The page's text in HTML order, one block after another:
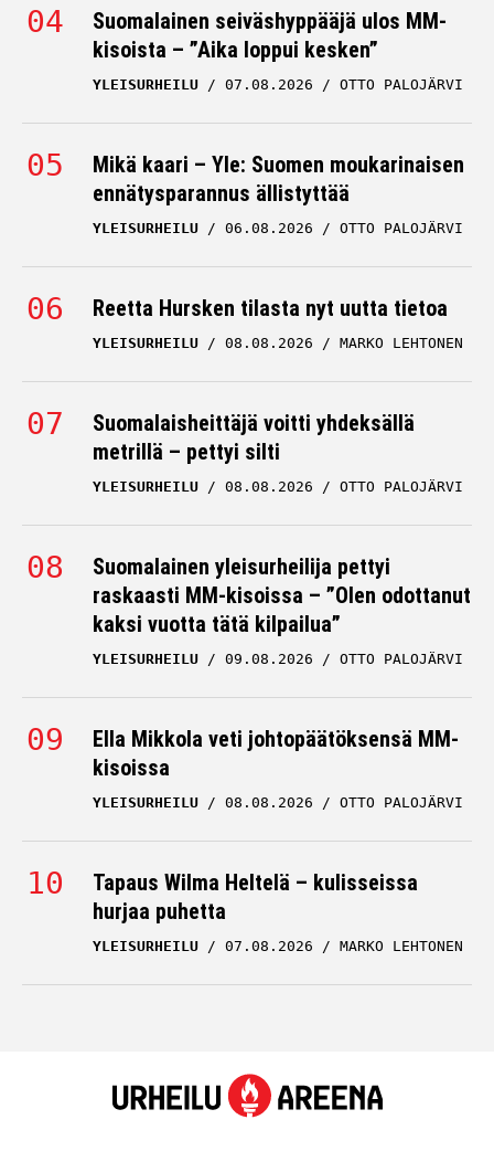
Suomalainen seiväshyppääjä ulos MM-
kisoista – ”Aika loppui kesken”
YLEISURHEILU 07.08.2026 OTTO PALOJÄRVI
Mikä kaari – Yle: Suomen moukarinaisen
ennätysparannus ällistyttää
YLEISURHEILU 06.08.2026 OTTO PALOJÄRVI
Reetta Hursken tilasta nyt uutta tietoa
YLEISURHEILU 08.08.2026 MARKO LEHTONEN
Suomalaisheittäjä voitti yhdeksällä
metrillä – pettyi silti
YLEISURHEILU 08.08.2026 OTTO PALOJÄRVI
Suomalainen yleisurheilija pettyi
raskaasti MM-kisoissa – ”Olen odottanut
kaksi vuotta tätä kilpailua”
YLEISURHEILU 09.08.2026 OTTO PALOJÄRVI
Ella Mikkola veti johtopäätöksensä MM-
kisoissa
YLEISURHEILU 08.08.2026 OTTO PALOJÄRVI
Tapaus Wilma Heltelä – kulisseissa
hurjaa puhetta
YLEISURHEILU 07.08.2026 MARKO LEHTONEN